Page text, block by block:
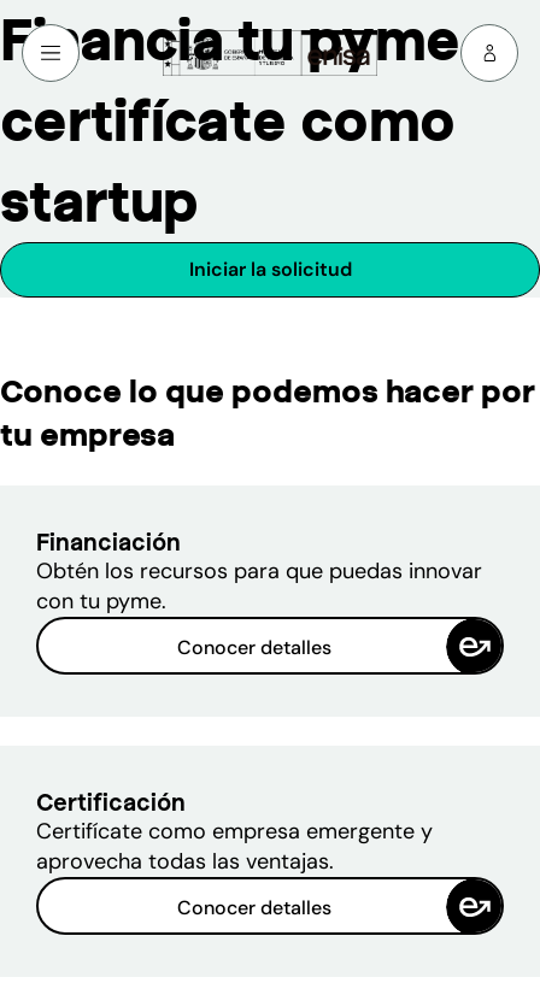
Financia tu pyme y
certifícate como
startup
Iniciar la solicitud(se abre en una nueva
Conoce lo que podemos hacer por
tu empresa
Financiación
Obtén los recursos para que puedas innovar
con tu pyme.
Conocer detalles
Certificación
Certifícate como empresa emergente y
aprovecha todas las ventajas.
Conocer detalles